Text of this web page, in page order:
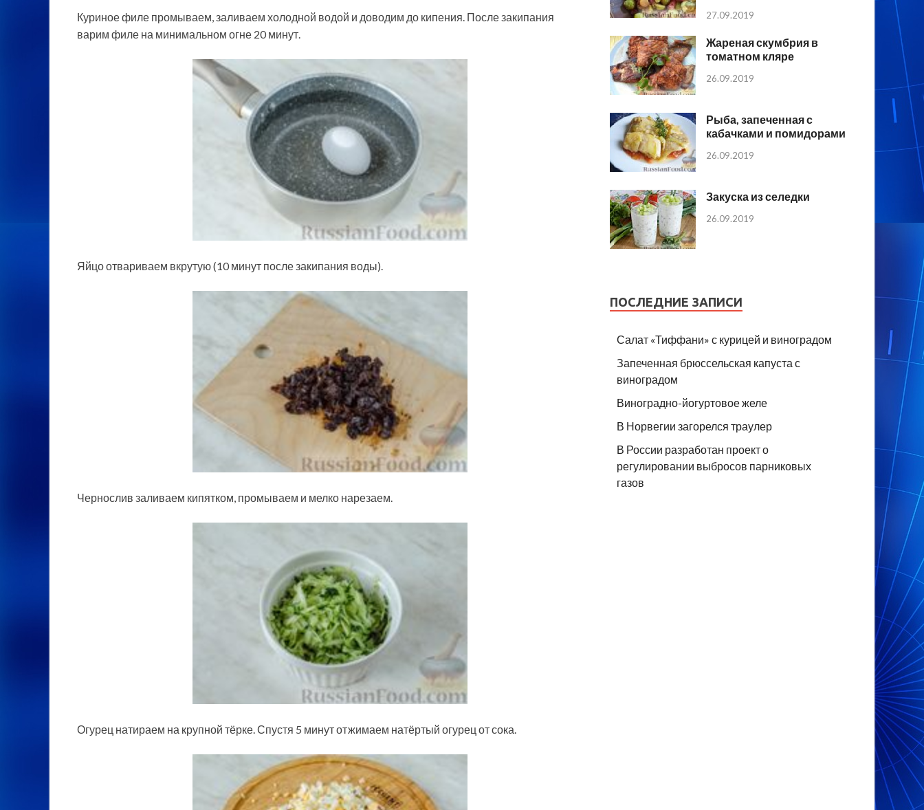
Куриное филе промываем, заливаем холодной водой и доводим до кипения. После закипания
варим филе на минимальном огне 20 минут.
Яйцо отвариваем вкрутую (10 минут после закипания воды).
Чернослив заливаем кипятком, промываем и мелко нарезаем.
Огурец натираем на крупной тёрке. Спустя 5 минут отжимаем натёртый огурец от сока.
27.09.2019
Жареная скумбрия в
томатном кляре
26.09.2019
Рыба, запеченная с
кабачками и помидорами
26.09.2019
Закуска из селедки
26.09.2019
ПОСЛЕДНИЕ ЗАПИСИ
Салат «Тиффани» с курицей и виноградом
Запеченная брюссельская капуста с
виноградом
Виноградно-йогуртовое желе
В Норвегии загорелся траулер
В России разработан проект о
регулировании выбросов парниковых
газов